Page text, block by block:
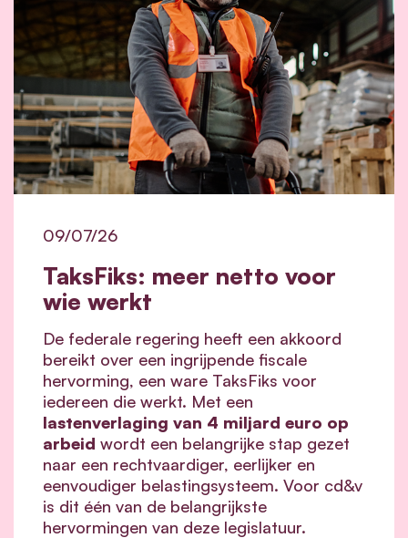
TaksFiks: meer netto voor
wie werkt
09/07/26
De federale regering heeft een akkoord
bereikt over een ingrijpende fiscale
hervorming, een ware TaksFiks voor
iedereen die werkt. Met een
lastenverlaging van 4 miljard euro op
arbeid wordt een belangrijke stap gezet
naar een rechtvaardiger, eerlijker en
eenvoudiger belastingsysteem. Voor cd&v
is dit één van de belangrijkste
hervormingen van deze legislatuur.